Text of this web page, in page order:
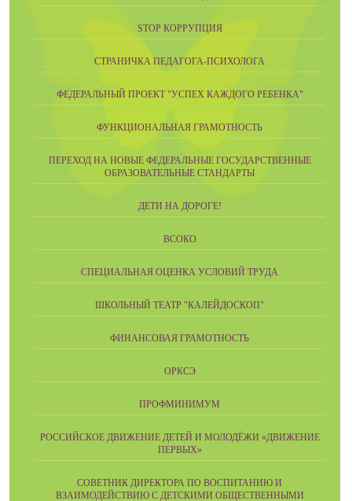
STOP КОРРУПЦИЯ
СТРАНИЧКА ПЕДАГОГА-ПСИХОЛОГА
ФЕДЕРАЛЬНЫЙ ПРОЕКТ "УСПЕХ КАЖДОГО РЕБЕНКА"
ФУНКЦИОНАЛЬНАЯ ГРАМОТНОСТЬ
ПЕРЕХОД НА НОВЫЕ ФЕДЕРАЛЬНЫЕ ГОСУДАРСТВЕННЫЕ
ОБРАЗОВАТЕЛЬНЫЕ СТАНДАРТЫ
ДЕТИ НА ДОРОГЕ!
ВСОКО
СПЕЦИАЛЬНАЯ ОЦЕНКА УСЛОВИЙ ТРУДА
ШКОЛЬНЫЙ ТЕАТР "КАЛЕЙДОСКОП"
ФИНАНСОВАЯ ГРАМОТНОСТЬ
ОРКСЭ
ПРОФМИНИМУМ
РОССИЙСКОЕ ДВИЖЕНИЕ ДЕТЕЙ И МОЛОДЁЖИ «ДВИЖЕНИЕ
ПЕРВЫХ»
СОВЕТНИК ДИРЕКТОРА ПО ВОСПИТАНИЮ И
ВЗАИМОДЕЙСТВИЮ С ДЕТСКИМИ ОБЩЕСТВЕННЫМИ